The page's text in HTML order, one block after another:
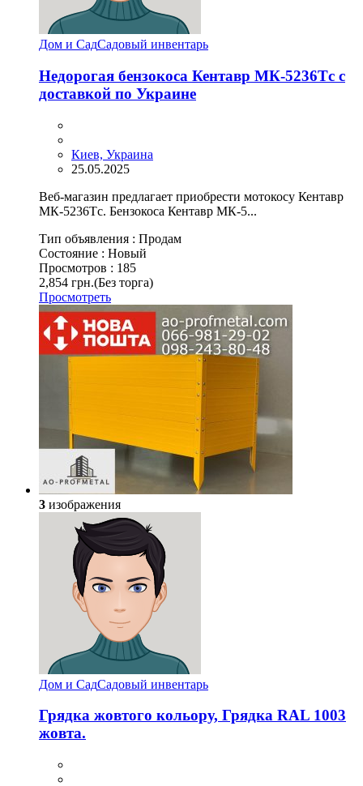
Дом и СадСадовый инвентарь
Недорогая бензокоса Кентавр МК-5236Тc с
доставкой по Украине
Киев, Украина
25.05.2025
Веб-магазин предлагает приобрести мотокосу Кентавр
МК-5236Тc. Бензокоса Кентавр МК-5...
Тип объявления : Продам
Состояние : Новый
Просмотров : 185
2,854 грн.(Без торга)
Просмотреть
3 изображения
Дом и СадСадовый инвентарь
Грядка жовтого кольору, Грядка RAL 1003
жовта.